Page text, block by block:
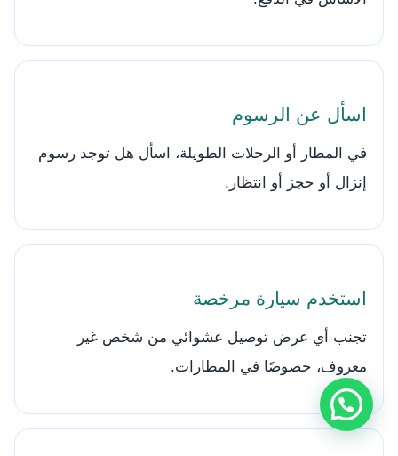
اسأل عن الرسوم
في المطار أو الرحلات الطويلة، اسأل هل توجد رسوم
إنزال أو حجز أو انتظار.
استخدم سيارة مرخصة
تجنب أي عرض توصيل عشوائي من شخص غير
معروف، خصوصًا في المطارات.